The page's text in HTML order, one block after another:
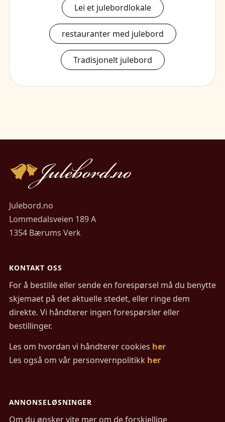
Lei et julebordlokale
restauranter med julebord
Tradisjonelt julebord
Julebord.no
Lommedalsveien 189 A
1354 Bærums Verk
KONTAKT OSS
For å bestille eller sende en forespørsel må du benytte
skjemaet på det aktuelle stedet, eller ringe dem
direkte. Vi håndterer ingen forespørsler eller
bestillinger.
Les om hvordan vi håndterer cookies her
Les også om vår personvernpolitikk her
ANNONSELØSNINGER
Om du ønsker vite mer om de forskjellige